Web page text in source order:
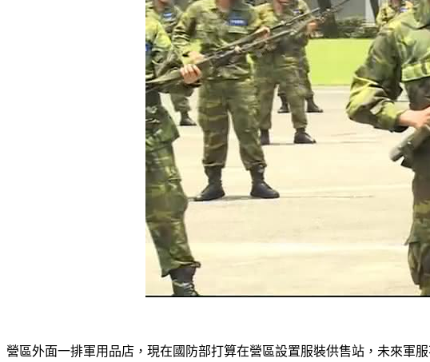
營區外面一排軍用品店，現在國防部打算在營區設置服裝供售站，未來軍